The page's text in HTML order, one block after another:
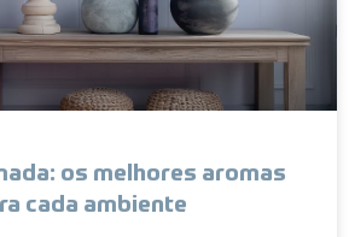
os melhores aromas
cada ambiente